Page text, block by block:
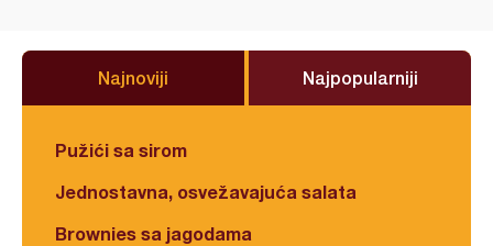
Najnoviji Najpopularniji
Pužići sa sirom
Jednostavna, osvežavajuća salata
Brownies sa jagodama